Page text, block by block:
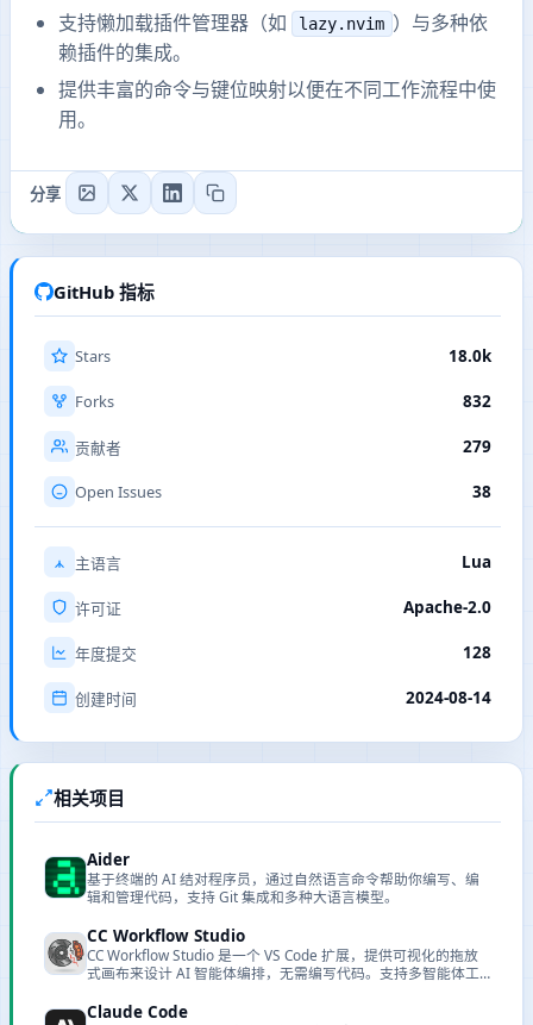
支持懒加载插件管理器（如
lazy.nvim ）与多种依
赖插件的集成。
提供丰富的命令与键位映射以便在不同工作流程中使
用。
分享
GitHub 指标
Stars 18.0k
Forks 832
贡献者 279
Open Issues 38
主语言 Lua
许可证 Apache-2.0
年度提交 128
创建时间 2024-08-14
相关项目
Aider
基于终端的 AI 结对程序员，通过自然语言命令帮助你编写、编
辑和管理代码，支持 Git 集成和多种大语言模型。
CC Workflow Studio
CC Workflow Studio 是一个 VS Code 扩展，提供可视化的拖放
式画布来设计 AI 智能体编排，无需编写代码。支持多智能体工
然语言与 AI 对话来迭代改进工作流，并支持一键导出为多种格
Claude Code